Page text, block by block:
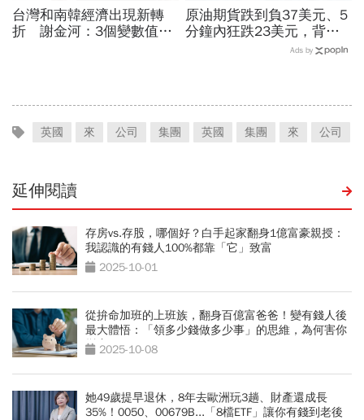
台灣和南韓經濟出現新轉
折 謝金河：3個變數值得
原油期貨跌到負37美元、5
分鐘內狂跌23美元，背後
究竟發生什麼事？Ads by
英國 來 公司 集團 英國 集團 來 公司
延伸閱讀
存房vs.存股，哪個好？白手起家翻身1億富豪親授：
我認識的有錢人100%都靠「它」致富
2025-10-01
從拚命加班的上班族，翻身百億富爸爸！變有錢人後
最大體悟：「領多少錢做多少事」的思維，為何害你
變窮？
2025-10-08
她49歲提早退休，8年去歐洲玩3趟、財產還成長
35%！0050、00679B...「8檔ETF」讓你有錢到老後